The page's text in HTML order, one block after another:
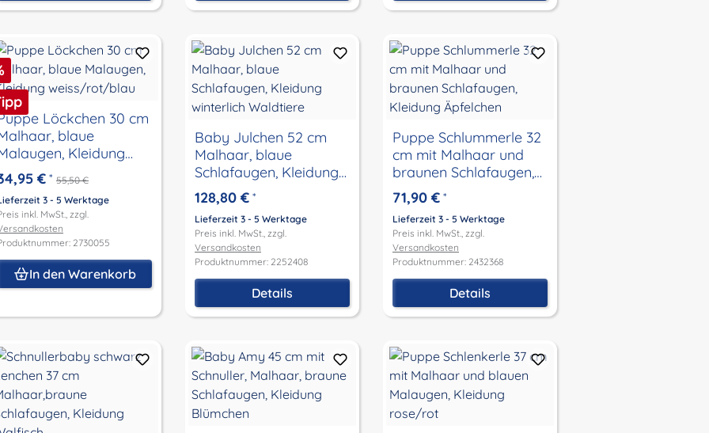
Löckchen 30 cm
blaue
Kleidung
rot/blau
€ * 55,50 €
3 - 5 Werktage
inkl. MwSt., zzgl.
2730055
In den Warenkorb
Baby Julchen 52 cm
Malhaar, blaue
Schlafaugen, Kleidung
winterlich Waldtiere
128,80 € *
Lieferzeit 3 - 5 Werktage
Preis inkl. MwSt., zzgl.
Versandkosten
Produktnummer: 2252408
Details
Puppe Schlummerle 32
cm mit Malhaar und
braunen Schlafaugen,
Kleidung Äpfelchen
71,90 € *
Lieferzeit 3 - 5 Werktage
Preis inkl. MwSt., zzgl.
Versandkosten
Produktnummer: 2432368
Details